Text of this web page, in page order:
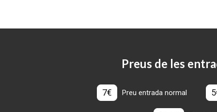
Preus de les
7€ Preu entrada normal